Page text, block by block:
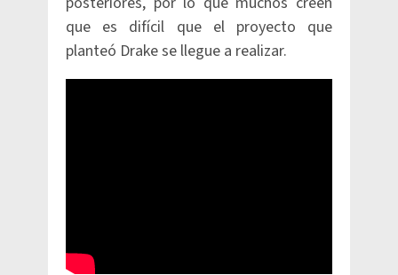
que es difícil que el proyecto que
planteó Drake se llegue a realizar.